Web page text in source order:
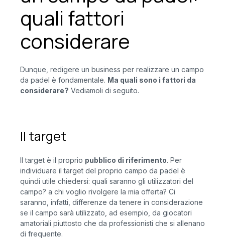
quali fattori
considerare
Dunque, redigere un business per realizzare un campo
da padel è fondamentale. Ma quali sono i fattori da
considerare? Vediamoli di seguito.
Il target
Il target è il proprio pubblico di riferimento. Per
individuare il target del proprio campo da padel è
quindi utile chiedersi: quali saranno gli utilizzatori del
campo? a chi voglio rivolgere la mia offerta? Ci
saranno, infatti, differenze da tenere in considerazione
se il campo sarà utilizzato, ad esempio, da giocatori
amatoriali piuttosto che da professionisti che si allenano
di frequente.